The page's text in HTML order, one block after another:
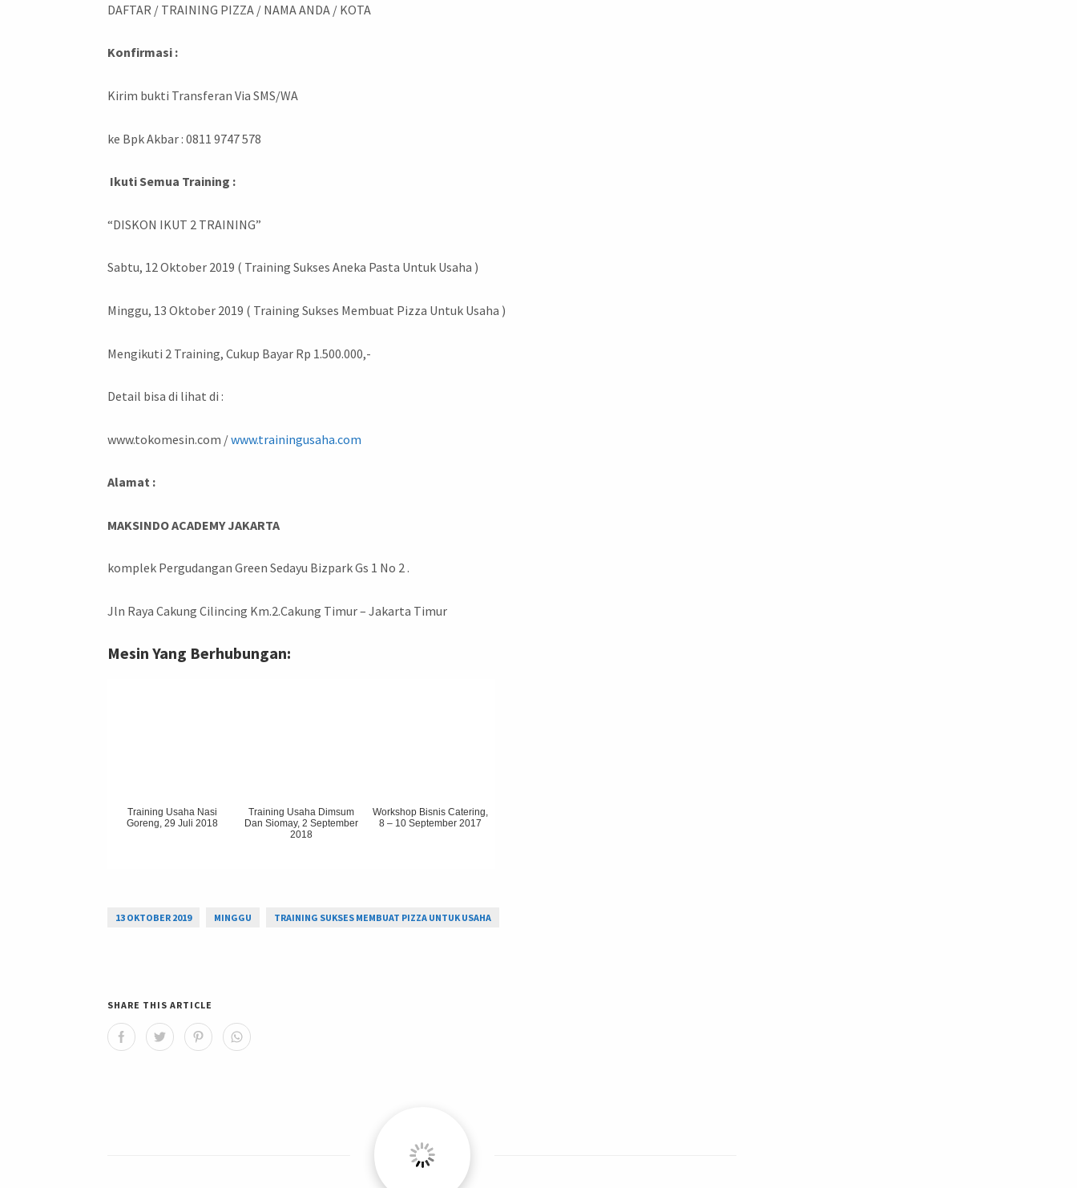
DAFTAR / TRAINING PIZZA / NAMA ANDA / KOTA
Konfirmasi :
Kirim bukti Transferan Via SMS/WA
ke Bpk Akbar : 0811 9747 578
Ikuti Semua Training :
“DISKON IKUT 2 TRAINING”
Sabtu, 12 Oktober 2019 ( Training Sukses Aneka Pasta Untuk Usaha )
Minggu, 13 Oktober 2019 ( Training Sukses Membuat Pizza Untuk Usaha )
Mengikuti 2 Training, Cukup Bayar Rp 1.500.000,-
Detail bisa di lihat di :
www.tokomesin.com /www.trainingusaha.com
Alamat :
MAKSINDO ACADEMY JAKARTA
komplek Pergudangan Green Sedayu Bizpark Gs 1 No 2 .
Jln Raya Cakung Cilincing Km.2.Cakung Timur – Jakarta Timur
Mesin Yang Berhubungan:
Training Usaha Nasi
Goreng, 29 Juli 2018
Training Usaha Dimsum
Dan Siomay, 2 September
2018
Workshop Bisnis Catering,
8 – 10 September 2017
13 OKTOBER 2019 MINGGU TRAINING SUKSES MEMBUAT PIZZA UNTUK USAHA
SHARE THIS ARTICLE